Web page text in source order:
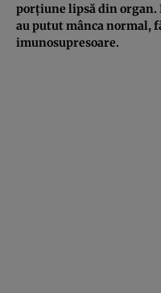
porțiune lipsă din
au putut mânca normal,
imunosupresoare.